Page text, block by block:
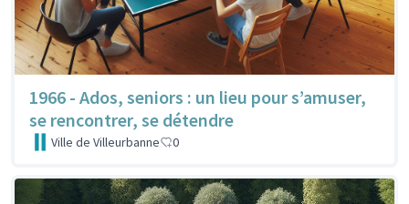
1966 - Ados, seniors : un lieu pour s’amuser,
se rencontrer, se détendre
Ville de Villeurbanne 0